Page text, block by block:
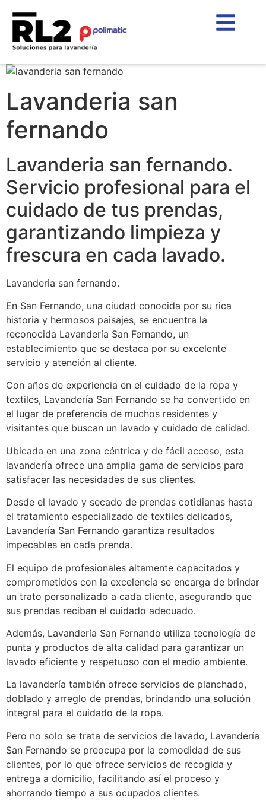
Lavanderia san
fernando
Lavanderia san fernando.
Servicio profesional para el
cuidado de tus prendas,
garantizando limpieza y
frescura en cada lavado.
Lavanderia san fernando.
En San Fernando, una ciudad conocida por su rica
historia y hermosos paisajes, se encuentra la
reconocida Lavandería San Fernando, un
establecimiento que se destaca por su excelente
servicio y atención al cliente.
Con años de experiencia en el cuidado de la ropa y
textiles, Lavandería San Fernando se ha convertido en
el lugar de preferencia de muchos residentes y
visitantes que buscan un lavado y cuidado de calidad.
Ubicada en una zona céntrica y de fácil acceso, esta
lavandería ofrece una amplia gama de servicios para
satisfacer las necesidades de sus clientes.
Desde el lavado y secado de prendas cotidianas hasta
el tratamiento especializado de textiles delicados,
Lavandería San Fernando garantiza resultados
impecables en cada prenda.
El equipo de profesionales altamente capacitados y
comprometidos con la excelencia se encarga de brindar
un trato personalizado a cada cliente, asegurando que
sus prendas reciban el cuidado adecuado.
Además, Lavandería San Fernando utiliza tecnología de
punta y productos de alta calidad para garantizar un
lavado eficiente y respetuoso con el medio ambiente.
La lavandería también ofrece servicios de planchado,
doblado y arreglo de prendas, brindando una solución
integral para el cuidado de la ropa.
Pero no solo se trata de servicios de lavado, Lavandería
San Fernando se preocupa por la comodidad de sus
clientes, por lo que ofrece servicios de recogida y
entrega a domicilio, facilitando así el proceso y
ahorrando tiempo a sus ocupados clientes.